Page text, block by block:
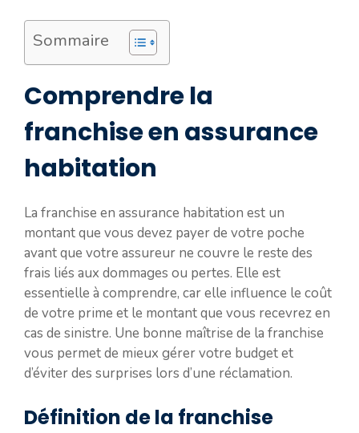
Sommaire
Comprendre la
franchise en assurance
habitation
La franchise en assurance habitation est un
montant que vous devez payer de votre poche
avant que votre assureur ne couvre le reste des
frais liés aux dommages ou pertes. Elle est
essentielle à comprendre, car elle influence le coût
de votre prime et le montant que vous recevrez en
cas de sinistre. Une bonne maîtrise de la franchise
vous permet de mieux gérer votre budget et
d’éviter des surprises lors d’une réclamation.
Définition de la franchise